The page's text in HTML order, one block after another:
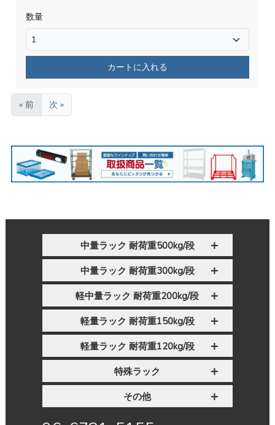
数量
カートに入れる
« 前 次 »
中量ラック 耐荷重500kg/段
中量ラック 耐荷重300kg/段
軽中量ラック 耐荷重200kg/段
軽量ラック 耐荷重150kg/段
軽量ラック 耐荷重120kg/段
特殊ラック
その他